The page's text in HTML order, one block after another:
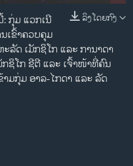
ລິງໂດຍກົງ
ກຸ່ມ ແວກເນີ
ເຂົ້າຄວບຄຸມ
ລັດ ເມັກຊິໂກ ແລະ ການາດາ
ຊິໂກ ຊີຕີ ແລະ ເຈົ້າໜ້າທີ່ຄົນ
ມກຸ່ມ ອາລ-ໄກດາ ແລະ ລັດ